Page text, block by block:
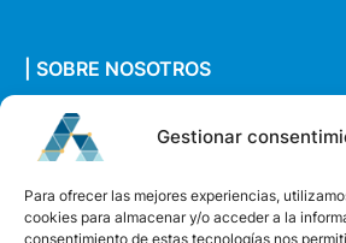
Gestionar
Para ofrecer las mejores experiencias,
cookies para almacenar y/o acceder a la
consentimiento de estas tecnologías nos
| SOBRE NOSOTROS
Quiénes somos
Envíanos un mensaje